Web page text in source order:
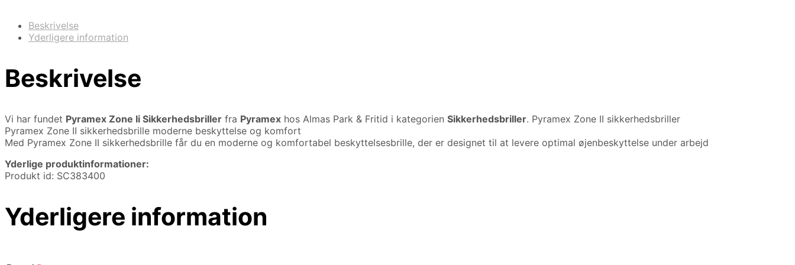
Beskrivelse
Yderligere information
Beskrivelse
Vi har fundet Pyramex Zone Ii Sikkerhedsbriller fra Pyramex hos Almas Park & Fritid i kategorien Sikkerhedsbriller. Pyramex Zone II sikkerhedsbriller
Pyramex Zone II sikkerhedsbrille moderne beskyttelse og komfort
Med Pyramex Zone II sikkerhedsbrille får du en moderne og komfortabel beskyttelsesbrille, der er designet til at levere optimal øjenbeskyttelse under arbejd
Yderlige produktinformationer:
Produkt id: SC383400
Yderligere information